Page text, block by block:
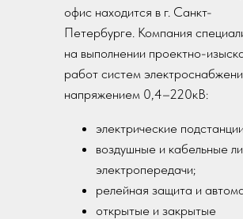
офис находится в г. Санкт-
Петербурге. Компания
на выполнении проектно-
работ систем
напряжением 0,4–220кВ:
электрические
воздушные и кабельные
электропередачи;
релейная защита и
открытые и закрытые